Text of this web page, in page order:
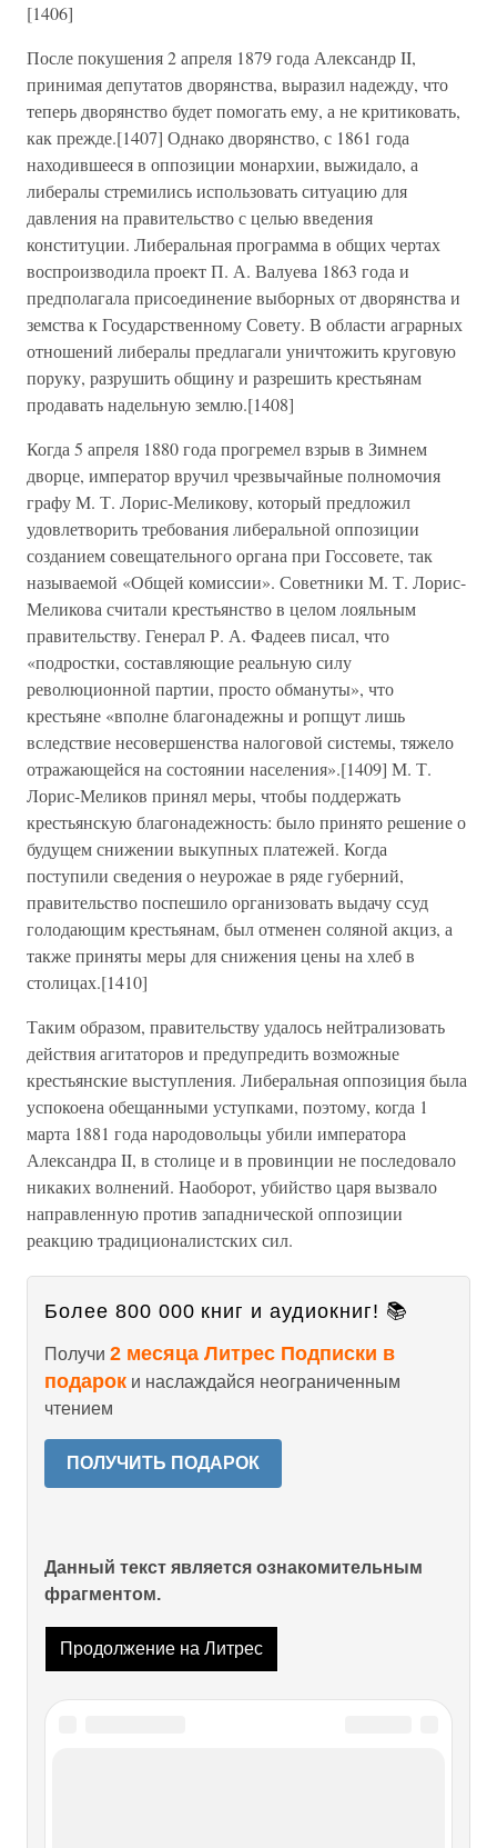
[1406]
После покушения 2 апреля 1879 года Александр II,
принимая депутатов дворянства, выразил надежду, что
теперь дворянство будет помогать ему, а не критиковать,
как прежде.[1407] Однако дворянство, с 1861 года
находившееся в оппозиции монархии, выжидало, а
либералы стремились использовать ситуацию для
давления на правительство с целью введения
конституции. Либеральная программа в общих чертах
воспроизводила проект П. А. Валуева 1863 года и
предполагала присоединение выборных от дворянства и
земства к Государственному Совету. В области аграрных
отношений либералы предлагали уничтожить круговую
поруку, разрушить общину и разрешить крестьянам
продавать надельную землю.[1408]
Когда 5 апреля 1880 года прогремел взрыв в Зимнем
дворце, император вручил чрезвычайные полномочия
графу М. Т. Лорис-Меликову, который предложил
удовлетворить требования либеральной оппозиции
созданием совещательного органа при Госсовете, так
называемой «Общей комиссии». Советники М. Т. Лорис-
Меликова считали крестьянство в целом лояльным
правительству. Генерал Р. А. Фадеев писал, что
«подростки, составляющие реальную силу
революционной партии, просто обмануты», что
крестьяне «вполне благонадежны и ропщут лишь
вследствие несовершенства налоговой системы, тяжело
отражающейся на состоянии населения».[1409] М. Т.
Лорис-Меликов принял меры, чтобы поддержать
крестьянскую благонадежность: было принято решение о
будущем снижении выкупных платежей. Когда
поступили сведения о неурожае в ряде губерний,
правительство поспешило организовать выдачу ссуд
голодающим крестьянам, был отменен соляной акциз, а
также приняты меры для снижения цены на хлеб в
столицах.[1410]
Таким образом, правительству удалось нейтрализовать
действия агитаторов и предупредить возможные
крестьянские выступления. Либеральная оппозиция была
успокоена обещанными уступками, поэтому, когда 1
марта 1881 года народовольцы убили императора
Александра II, в столице и в провинции не последовало
никаких волнений. Наоборот, убийство царя вызвало
направленную против западнической оппозиции
реакцию традиционалистских сил.
Более 800 000 книг и аудиокниг! 📚
Получи 2 месяца Литрес Подписки в
подарок и наслаждайся неограниченным
чтением
ПОЛУЧИТЬ ПОДАРОК
Данный текст является ознакомительным
фрагментом.
Продолжение на Литрес